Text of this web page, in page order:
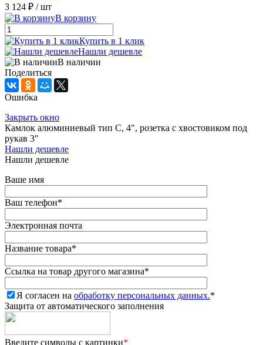
3 124 ₽ / шт
В корзину
Купить в 1 клик
Нашли дешевле
В наличии
Поделиться
Ошибка
Закрыть окно
Камлок алюминиевый тип C, 4", розетка с хвостовиком под
рукав 3"
Нашли дешевле
Нашли дешевле
Ваше имя
Ваш телефон*
Электронная почта
Название товара*
Ссылка на товар другого магазина*
Я согласен на обработку персональных данных.*
Защита от автоматического заполнения
Введите символы с картинки*